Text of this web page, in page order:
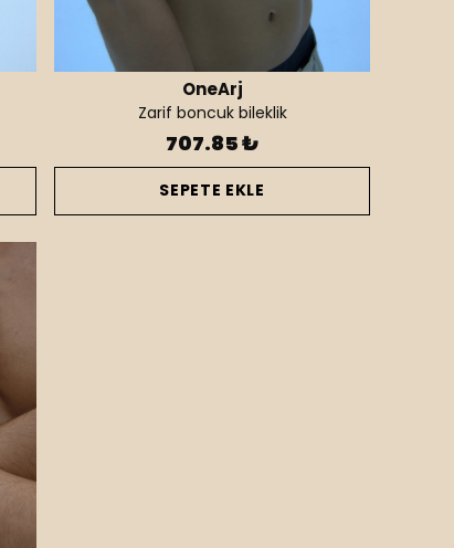
OneArj
Zarif boncuk bileklik
707.85 ₺
SEPETE EKLE